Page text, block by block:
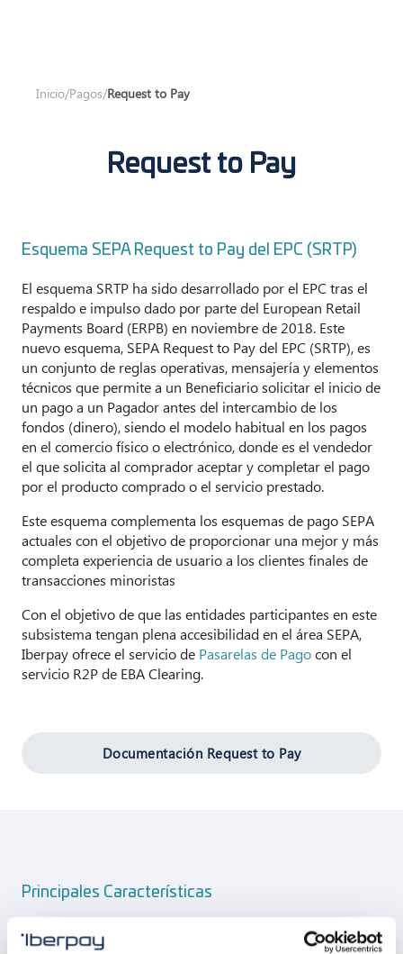
Inicio/Pagos/Request to Pay
Request to Pay
Esquema SEPA Request to Pay del EPC (SRTP)
El esquema SRTP ha sido desarrollado por el EPC tras el
respaldo e impulso dado por parte del European Retail
Payments Board (ERPB) en noviembre de 2018. Este
nuevo esquema, SEPA Request to Pay del EPC (SRTP), es
un conjunto de reglas operativas, mensajería y elementos
técnicos que permite a un Beneficiario solicitar el inicio de
un pago a un Pagador antes del intercambio de los
fondos (dinero), siendo el modelo habitual en los pagos
en el comercio físico o electrónico, donde es el vendedor
el que solicita al comprador aceptar y completar el pago
por el producto comprado o el servicio prestado.
Este esquema complementa los esquemas de pago SEPA
actuales con el objetivo de proporcionar una mejor y más
completa experiencia de usuario a los clientes finales de
transacciones minoristas
Con el objetivo de que las entidades participantes en este
subsistema tengan plena accesibilidad en el área SEPA,
Iberpay ofrece el servicio de Pasarelas de Pagocon el
servicio R2P de EBA Clearing.
Documentación Request to Pay
Principales Características
Las principales características de este subsistema son: